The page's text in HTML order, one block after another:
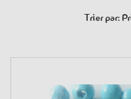
Trier par: